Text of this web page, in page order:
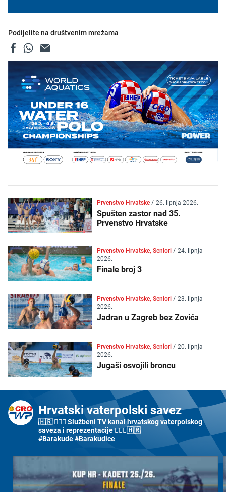
Podijelite na društvenim mrežama
Prvenstvo Hrvatske/ 26. lipnja 2026.
Spušten zastor nad 35.
Prvenstvo Hrvatske
Prvenstvo Hrvatske, Seniori/ 24. lipnja
2026.
Finale broj 3
Prvenstvo Hrvatske, Seniori/ 23. lipnja
2026.
Jadran u Zagreb bez Zovića
Prvenstvo Hrvatske, Seniori/ 20. lipnja
2026.
Jugaši osvojili broncu
Hrvatski vaterpolski savez
🇭🇷 🤽🏼‍♂️ Službeni TV kanal hrvatskog vaterpolskog
saveza i reprezentacije 🤽🏼‍♀️🇭🇷
#Barakude #Barakudice